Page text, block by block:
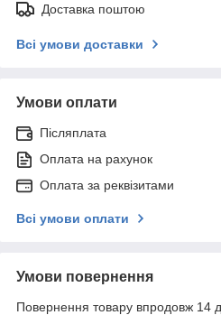
Доставка поштою
Всі умови доставки
Умови оплати
Післяплата
Оплата на рахунок
Оплата за реквізитами
Всі умови оплати
Умови повернення
Повернення товару впродовж 14